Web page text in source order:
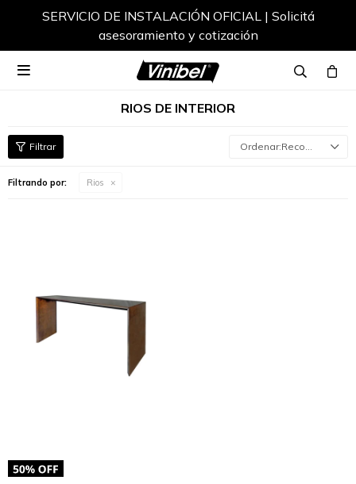
SERVICIO DE INSTALACIÓN OFICIAL | Solicitá
asesoramiento y cotización

RIOS DE INTERIOR
Recomendados
Filtrando por: Rios